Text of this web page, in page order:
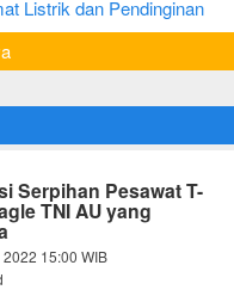
Listrik dan Pendinginan
Serpihan Pesawat T-
TNI AU yang
15:00 WIB